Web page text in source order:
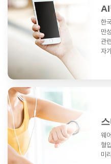
한
만
관
자
웨
혈
미